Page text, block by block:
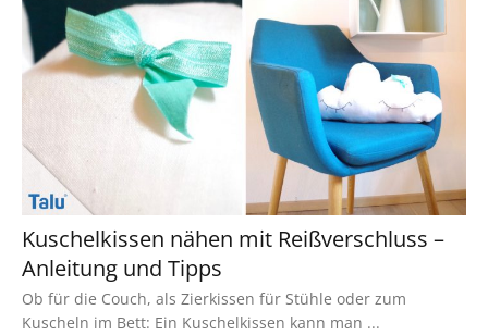
Kuschelkissen nähen mit Reißverschluss –
Anleitung und Tipps
Ob für die Couch, als Zierkissen für Stühle oder zum
Kuscheln im Bett: Ein Kuschelkissen kann man ...